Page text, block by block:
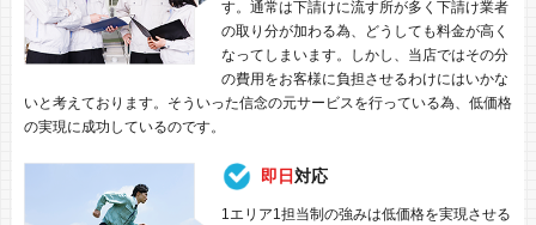
す。通常は下請けに流す所が多く下請け業者
の取り分が加わる為、どうしても料金が高く
なってしまいます。しかし、当店ではその分
の費用をお客様に負担させるわけにはいかな
いと考えております。そういった信念の元サービスを行っている為、低価格
の実現に成功しているのです。
即日対応
1エリア1担当制の強みは低価格を実現させる